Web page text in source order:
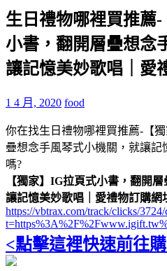
生日禮物哪裡買推薦
小書，翻開層疊想念
讓記憶美妙歌唱｜愛
1 4 月, 2020 food
你在找生日禮物哪裡買推薦-【
疊想念手風琴式小機關，就讓
嗎?
【獨家】IG拉頁式小書，翻開
讓記憶美妙歌唱｜愛禮物訂購網
https://vbtrax.com/track/clicks/
<點擊這裡快速前往